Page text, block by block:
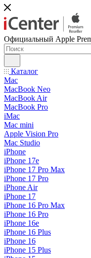
Официальный Apple
Каталог
Mac
MacBook Neo
MacBook Air
MacBook Pro
iMac
Mac mini
Apple Vision Pro
Mac Studio
iPhone
iPhone 17e
iPhone 17 Pro Max
iPhone 17 Pro
iPhone Air
iPhone 17
iPhone 16 Pro Max
iPhone 16 Pro
iPhone 16e
iPhone 16 Plus
iPhone 16
iPhone 15 Plus